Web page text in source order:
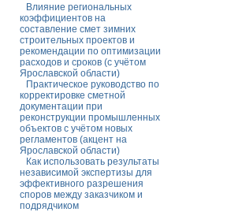
Влияние региональных
коэффициентов на
составление смет зимних
строительных проектов и
рекомендации по оптимизации
расходов и сроков (с учётом
Ярославской области)
Практическое руководство по
корректировке сметной
документации при
реконструкции промышленных
объектов с учётом новых
регламентов (акцент на
Ярославской области)
Как использовать результаты
независимой экспертизы для
эффективного разрешения
споров между заказчиком и
подрядчиком